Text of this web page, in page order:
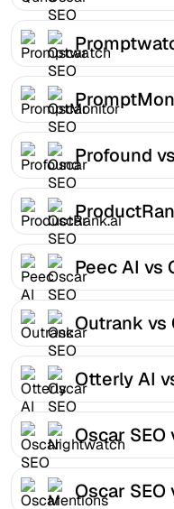
Profound
Peec AI vs
Outrank vs
Otterly AI
Oscar
Oscar